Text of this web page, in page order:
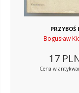
PRZYBOŚ I
Bogusław
17
Cena w